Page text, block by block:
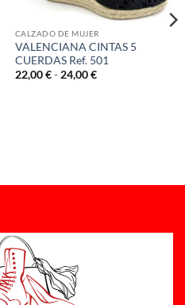
CALZADO DE MUJER
VALENCIANA CINTAS 5
CUERDAS Ref. 501
22,00€ - 24,00€Rango